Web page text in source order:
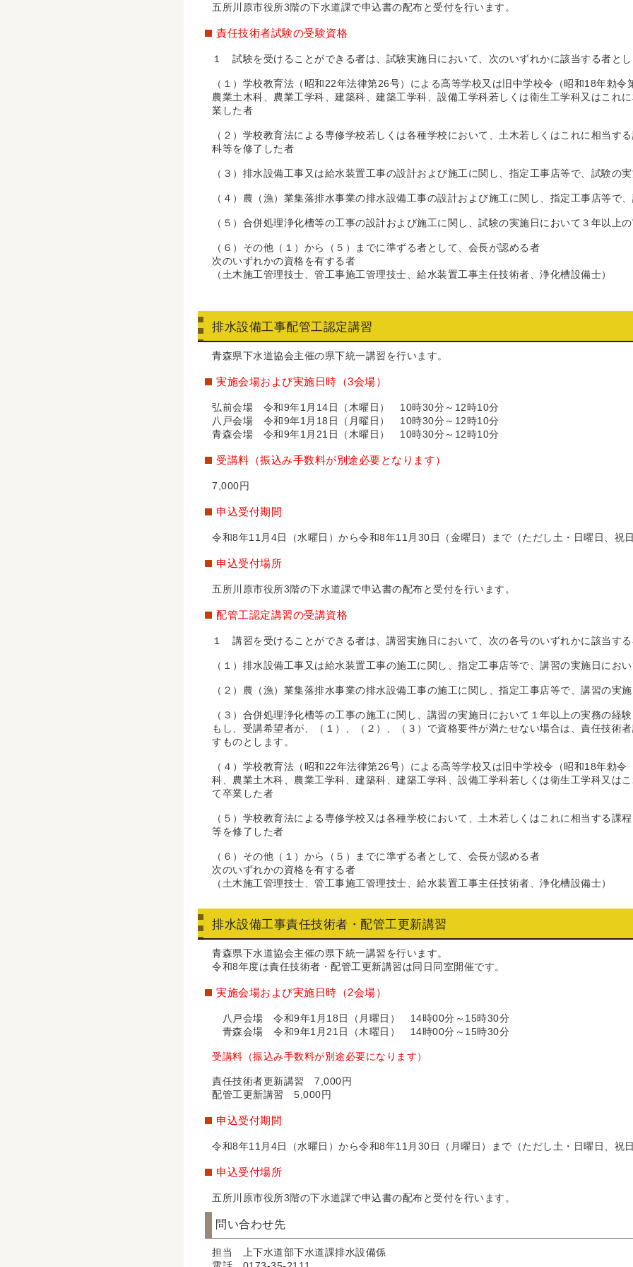
五所川原市役所3階の下水道課で申込書の配布と受付を行います。
責任技術者試験の受験資格
１ 試験を受けることができる者は、試験実施日において、次のいずれかに該当する者とし
（１）学校教育法（昭和22年法律第26号）による高等学校又は旧中学校令（昭和18年勅
農業土木科、農業工学科、建築科、建築工学科、設備工学科若しくは衛生工学科又はこれ
業した者
（２）学校教育法による専修学校若しくは各種学校において、土木若しくはこれに相当す
科等を修了した者
（３）排水設備工事又は給水装置工事の設計および施工に関し、指定工事店等で、試験の
（４）農（漁）業集落排水事業の排水設備工事の設計および施工に関し、指定工事店等で
（５）合併処理浄化槽等の工事の設計および施工に関し、試験の実施日において３年以上
（６）その他（１）から（５）までに準ずる者として、会長が認める者
次のいずれかの資格を有する者
（土木施工管理技士、管工事施工管理技士、給水装置工事主任技術者、浄化槽設備士）
排水設備工事配管工認定講習
青森県下水道協会主催の県下統一講習を行います。
実施会場および実施日時（3会場）
弘前会場 令和9年1月14日（木曜日） 10時30分～12時10分
八戸会場 令和9年1月18日（月曜日） 10時30分～12時10分
青森会場 令和9年1月21日（木曜日） 10時30分～12時10分
受講料（振込み手数料が別途必要となります）
7,000円
申込受付期間
令和8年11月4日（水曜日）から令和8年11月30日（金曜日）まで（ただし土・日曜日、祝日
申込受付場所
五所川原市役所3階の下水道課で申込書の配布と受付を行います。
配管工認定講習の受講資格
１ 講習を受けることができる者は、講習実施日において、次の各号のいずれかに該当する
（１）排水設備工事又は給水装置工事の施工に関し、指定工事店等で、講習の実施日にお
（２）農（漁）業集落排水事業の排水設備工事の施工に関し、指定工事店等で、講習の実
（３）合併処理浄化槽等の工事の施工に関し、講習の実施日において１年以上の実務の経
もし、受講希望者が、（１）、（２）、（３）で資格要件が満たせない場合は、責任技術
すものとします。
（４）学校教育法（昭和22年法律第26号）による高等学校又は旧中学校令（昭和18年勅
科、農業土木科、農業工学科、建築科、建築工学科、設備工学科若しくは衛生工学科又は
て卒業した者
（５）学校教育法による専修学校又は各種学校において、土木若しくはこれに相当する課
等を修了した者
（６）その他（１）から（５）までに準ずる者として、会長が認める者
次のいずれかの資格を有する者
（土木施工管理技士、管工事施工管理技士、給水装置工事主任技術者、浄化槽設備士）
排水設備工事責任技術者・配管工更新講習
青森県下水道協会主催の県下統一講習を行います。
令和8年度は責任技術者・配管工更新講習は同日同室開催です。
実施会場および実施日時（2会場）
八戸会場 令和9年1月18日（月曜日） 14時00分～15時30分
青森会場 令和9年1月21日（木曜日） 14時00分～15時30分
受講料（振込み手数料が別途必要になります）
責任技術者更新講習 7,000円
配管工更新講習 5,000円
申込受付期間
令和8年11月4日（水曜日）から令和8年11月30日（月曜日）まで（ただし土・日曜日、祝日
申込受付場所
五所川原市役所3階の下水道課で申込書の配布と受付を行います。
問い合わせ先
担当 上下水道部下水道課排水設備係